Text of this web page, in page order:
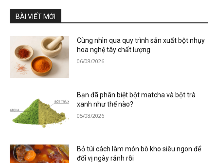
BÀI VIẾT MỚI
Cùng nhìn qua quy trình sản xuất bột nhụy
hoa nghệ tây chất lượng
06/08/2026
Bạn đã phân biệt bột matcha và bột trà
xanh như thế nào?
05/08/2026
Bỏ túi cách làm món bò kho siêu ngon để
đổi vị ngày rảnh rỗi